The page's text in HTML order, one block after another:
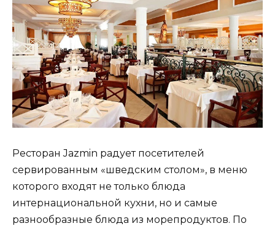
Ресторан Jazmin радует посетителей
сервированным «шведским столом», в меню
которого входят не только блюда
интернациональной кухни, но и самые
разнообразные блюда из морепродуктов. По